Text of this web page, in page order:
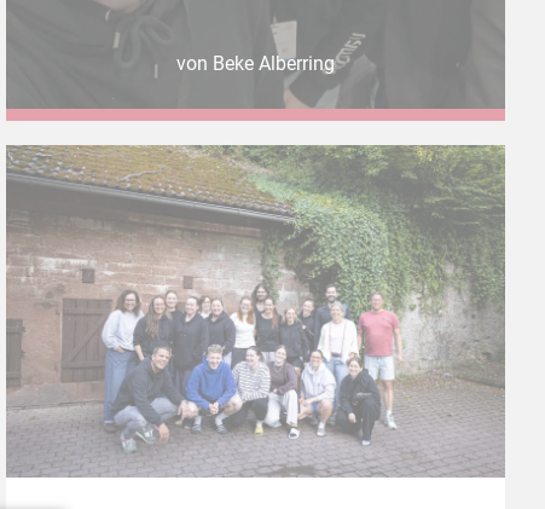
von Beke Alberring